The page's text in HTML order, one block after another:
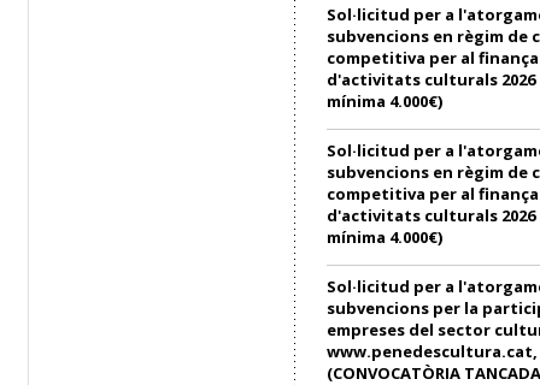
Sol·licitud per a
subvencions en règim de
competitiva per al
d'activitats culturals 2026
mínima 4.000€)
Sol·licitud per a
subvencions en règim de
competitiva per al
d'activitats culturals 2026
mínima 4.000€)
Sol·licitud per a
subvencions per la
empreses del sector
www.penedescultura.cat,
(CONVOCATÒRIA